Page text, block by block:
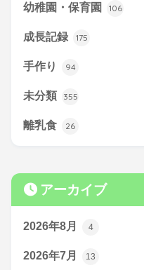
幼稚園・保育園 106
成長記録 175
手作り 94
未分類 355
離乳食 26
アーカイブ
2026年8月 4
2026年7月 13